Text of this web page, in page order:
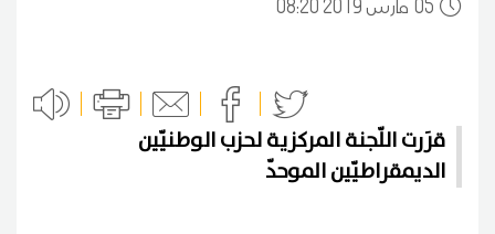
05 08:20 2019 مارس
قرَرت اللّجنة المركزية لحزب الوطنيّين
الديمقراطيّين الموحدّ